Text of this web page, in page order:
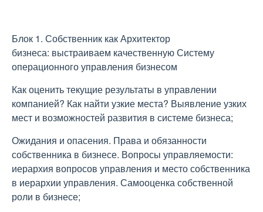
Блок 1. Собственник как Архитектор
бизнеса: выстраиваем качественную Систему
операционного управления бизнесом
Как оценить текущие результаты в управлении
компанией? Как найти узкие места? Выявление узких
мест и возможностей развития в системе бизнеса;
Ожидания и опасения. Права и обязанности
собственника в бизнесе. Вопросы управляемости:
иерархия вопросов управления и место собственника
в иерархии управления. Самооценка собственной
роли в бизнесе;